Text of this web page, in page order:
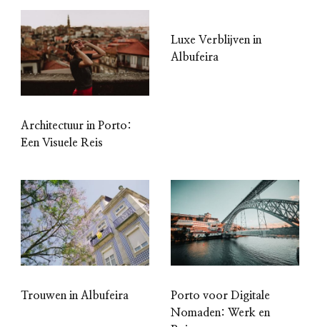
Architectuur in Porto:
Een Visuele Reis
Luxe Verblijven in
Albufeira
Trouwen in Albufeira
Porto voor Digitale
Nomaden: Werk en